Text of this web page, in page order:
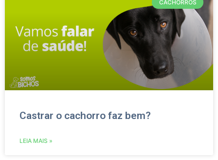
CACHORROS
Castrar o cachorro faz bem?
LEIA MAIS »